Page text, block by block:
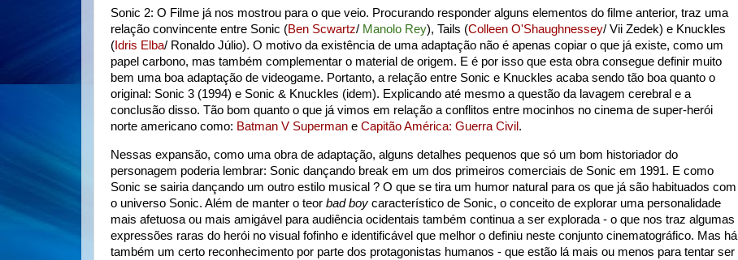
Sonic 2: O Filme já nos mostrou para o que veio. Procurando responder alguns elementos do filme anterior, traz uma
relação convincente entre Sonic (Ben Scwartz/ Manolo Rey), Tails (Colleen O'Shaughnessey/ Vii Zedek) e Knuckles
( Idris Elba/ Ronaldo Júlio). O motivo da existência de uma adaptação não é apenas copiar o que já existe, como um
papel carbono, mas também complementar o material de origem. E é por isso que esta obra consegue definir muito
bem uma boa adaptação de videogame. Portanto, a relação entre Sonic e Knuckles acaba sendo tão boa quanto o
original: Sonic 3 (1994) e Sonic & Knuckles (idem). Explicando até mesmo a questão da lavagem cerebral e a
conclusão disso. Tão bom quanto o que já vimos em relação a conflitos entre mocinhos no cinema de super-herói
norte americano como: Batman V Superman e Capitão América: Guerra Civil .
Nessas expansão, como uma obra de adaptação, alguns detalhes pequenos que só um bom historiador do
personagem poderia lembrar: Sonic dançando break em um dos primeiros comerciais de Sonic em 1991. E como
Sonic se sairia dançando um outro estilo musical ? O que se tira um humor natural para os que já são habituados com
o universo Sonic. Além de manter o teor bad boy característico de Sonic, o conceito de explorar uma personalidade
mais afetuosa ou mais amigável para audiência ocidentais também continua a ser explorada - o que nos traz algumas
expressões raras do herói no visual fofinho e identificável que melhor o definiu neste conjunto cinematográfico. Mas há
também um certo reconhecimento por parte dos protagonistas humanos - que estão lá mais ou menos para tentar ser